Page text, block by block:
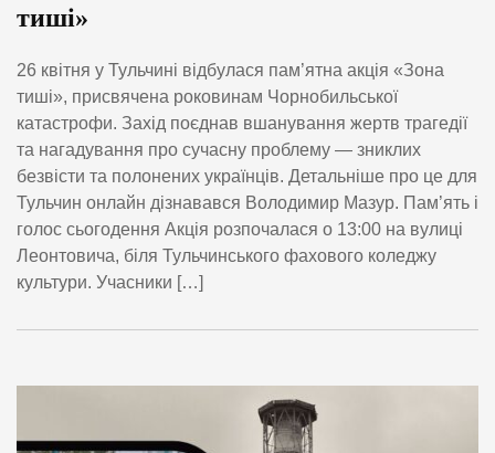
тиші»
26 квітня у Тульчині відбулася пам’ятна акція «Зона
тиші», присвячена роковинам Чорнобильської
катастрофи. Захід поєднав вшанування жертв трагедії
та нагадування про сучасну проблему — зниклих
безвісти та полонених українців. Детальніше про це для
Тульчин онлайн дізнавався Володимир Мазур. Пам’ять і
голос сьогодення Акція розпочалася о 13:00 на вулиці
Леонтовича, біля Тульчинського фахового коледжу
культури. Учасники […]